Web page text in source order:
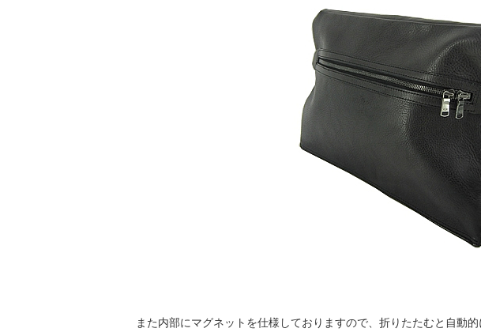
また内部にマグネットを仕様しておりますので、折りたたむと自動